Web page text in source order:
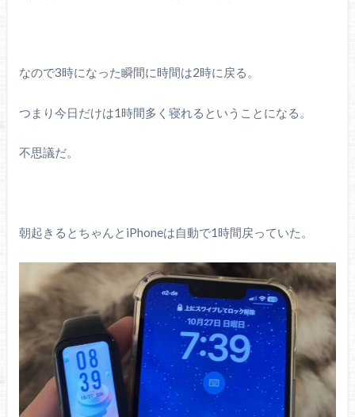
なので3時になった瞬間に時間は2時に戻る。
つまり今日だけは1時間多く寝れるということになる。
不思議だ。
朝起きるとちゃんとiPhoneは自動で1時間戻っていた。